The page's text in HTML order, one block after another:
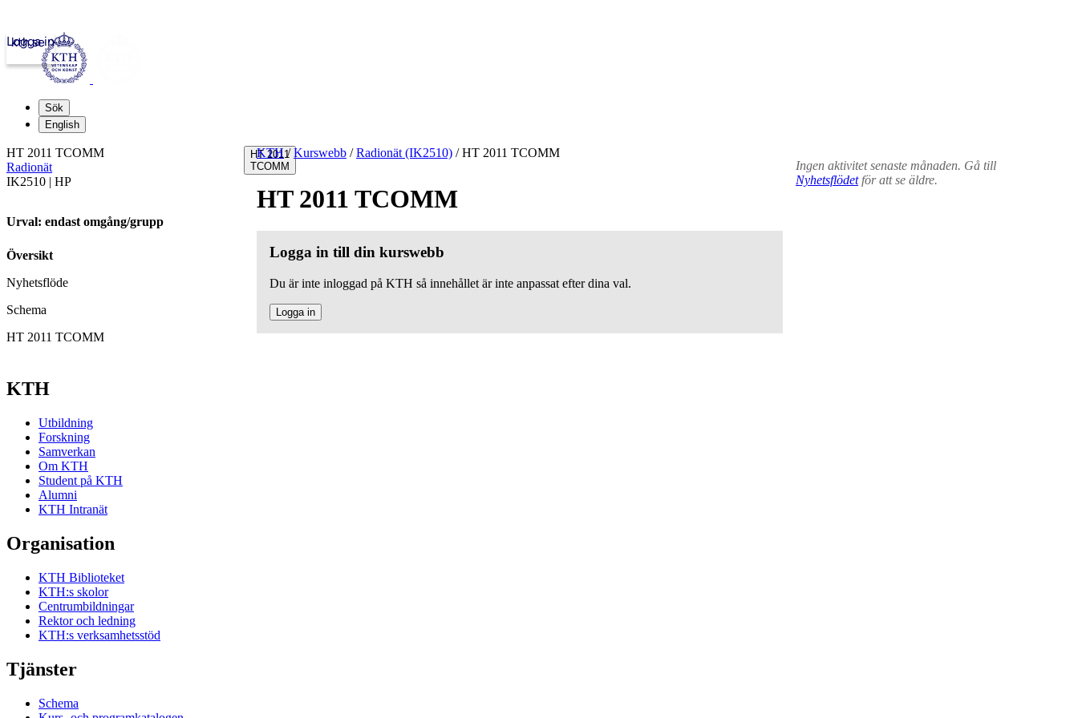
kth.se
Logga in
Sök
English
HT 2011
TCOMM
KTH / Kurswebb / Radionät (IK2510) /HT 2011 TCOMM
HT 2011 TCOMM
Logga in till din kurswebb
Du är inte inloggad på KTH så innehållet är inte anpassat efter dina val.
Logga in
Ingen aktivitet senaste månaden. Gå till
Nyhetsflödetför att se äldre.
HT 2011 TCOMM
Radionät
IK2510 | HP
Urval: endast omgång/grupp
Översikt
Nyhetsflöde
Schema
HT 2011 TCOMM
KTH
Utbildning
Forskning
Samverkan
Om KTH
Student på KTH
Alumni
KTH Intranät
Organisation
KTH Biblioteket
KTH:s skolor
Centrumbildningar
Rektor och ledning
KTH:s verksamhetsstöd
Tjänster
Schema